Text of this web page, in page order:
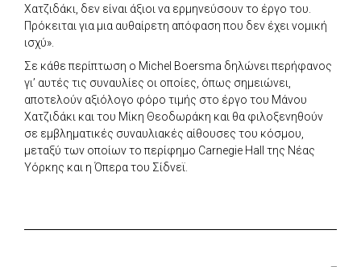
Χατζιδάκι, δεν είναι άξιοι να ερμηνεύσουν το έργο του.
Πρόκειται για μια αυθαίρετη απόφαση που δεν έχει νομική
ισχύ».
Σε κάθε περίπτωση ο Michel Boersma δηλώνει περήφανος
γι’ αυτές τις συναυλίες οι οποίες, όπως σημειώνει,
αποτελούν αξιόλογο φόρο τιμής στο έργο του Μάνου
Χατζιδάκι και του Μίκη Θεοδωράκη και θα φιλοξενηθούν
σε εμβληματικές συναυλιακές αίθουσες του κόσμου,
μεταξύ των οποίων το περίφημο Carnegie Hall της Νέας
Υόρκης και η Όπερα του Σίδνεϊ.